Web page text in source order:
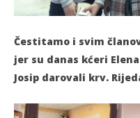
Čestitamo i svim
jer su danas kćeri
Josip darovali krv.